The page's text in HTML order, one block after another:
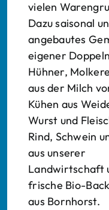
vielen
Dazu saisonal
angebautes
eigener
Hühner,
aus der Milch
Kühen aus
Wurst und
Rind, Schwein
aus unserer
Landwirtschaft
frische Bio-
aus Bornhorst.